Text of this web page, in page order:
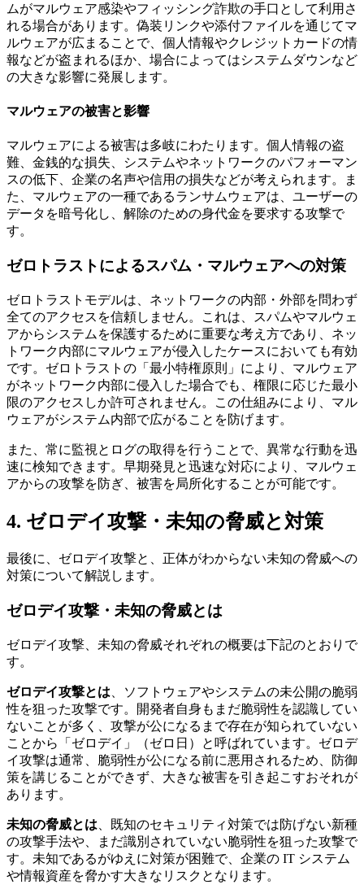
ムがマルウェア感染やフィッシング詐欺の手口として利用さ
れる場合があります。偽装リンクや添付ファイルを通じてマ
ルウェアが広まることで、個人情報やクレジットカードの情
報などが盗まれるほか、場合によってはシステムダウンなど
の大きな影響に発展します。
マルウェアの被害と影響
マルウェアによる被害は多岐にわたります。個人情報の盗
難、金銭的な損失、システムやネットワークのパフォーマン
スの低下、企業の名声や信用の損失などが考えられます。ま
た、マルウェアの一種であるランサムウェアは、ユーザーの
データを暗号化し、解除のための身代金を要求する攻撃で
す。
ゼロトラストによるスパム・マルウェアへの対策
ゼロトラストモデルは、ネットワークの内部・外部を問わず
全てのアクセスを信頼しません。これは、スパムやマルウェ
アからシステムを保護するために重要な考え方であり、ネッ
トワーク内部にマルウェアが侵入したケースにおいても有効
です。ゼロトラストの「最小特権原則」により、マルウェア
がネットワーク内部に侵入した場合でも、権限に応じた最小
限のアクセスしか許可されません。この仕組みにより、マル
ウェアがシステム内部で広がることを防げます。
また、常に監視とログの取得を行うことで、異常な行動を迅
速に検知できます。早期発見と迅速な対応により、マルウェ
アからの攻撃を防ぎ、被害を局所化することが可能です。
4. ゼロデイ攻撃・未知の脅威と対策
最後に、ゼロデイ攻撃と、正体がわからない未知の脅威への
対策について解説します。
ゼロデイ攻撃・未知の脅威とは
ゼロデイ攻撃、未知の脅威それぞれの概要は下記のとおりで
す。
ゼロデイ攻撃とは 、ソフトウェアやシステムの未公開の脆弱
性を狙った攻撃です。開発者自身もまだ脆弱性を認識してい
ないことが多く、攻撃が公になるまで存在が知られていない
ことから「ゼロデイ」（ゼロ日）と呼ばれています。ゼロデ
イ攻撃は通常、脆弱性が公になる前に悪用されるため、防御
策を講じることができず、大きな被害を引き起こすおそれが
あります。
未知の脅威とは 、既知のセキュリティ対策では防げない新種
の攻撃手法や、まだ識別されていない脆弱性を狙った攻撃で
す。未知であるがゆえに対策が困難で、企業の IT システム
や情報資産を脅かす大きなリスクとなります。